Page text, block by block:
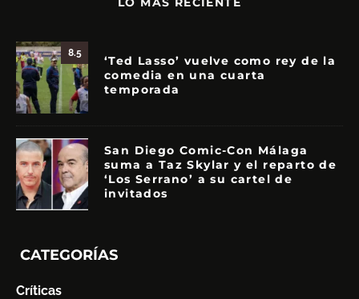
8.5
‘Ted Lasso’ vuelve como rey de la
comedia en una cuarta
temporada
San Diego Comic-Con Málaga
suma a Taz Skylar y el reparto de
‘Los Serrano’ a su cartel de
invitados
CATEGORÍAS
Críticas